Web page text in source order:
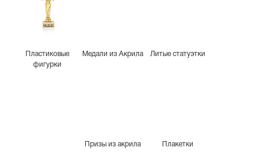
Пластиковые
фигурки
Медали из Акрила Литые статуэтки
Призы из акрила Плакетки